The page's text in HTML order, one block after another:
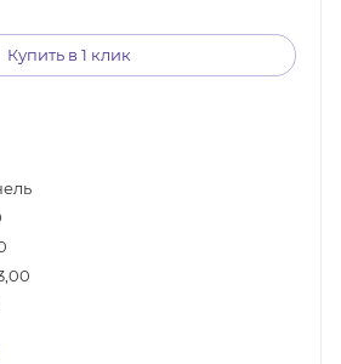
Купить в 1 клик